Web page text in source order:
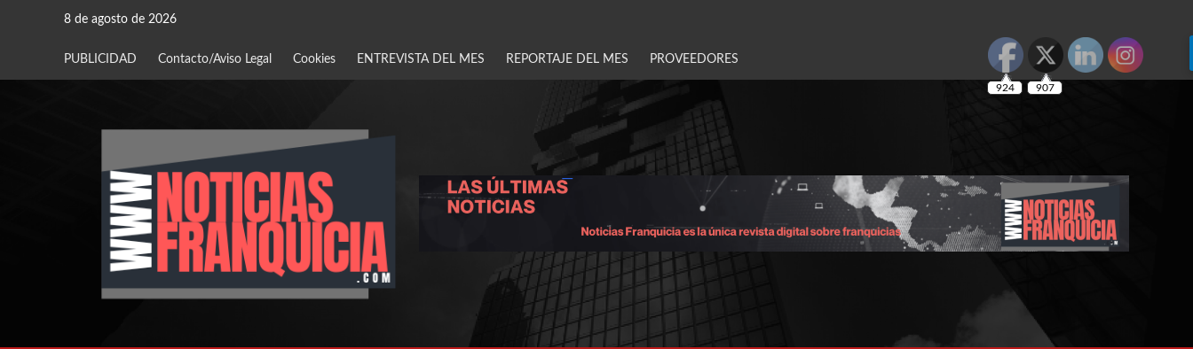
8 de agosto de 2026
PUBLICIDAD Contacto/Aviso Legal Cookies ENTREVISTA DEL MES REPORTAJE DEL MES PROVEEDORES
924 907